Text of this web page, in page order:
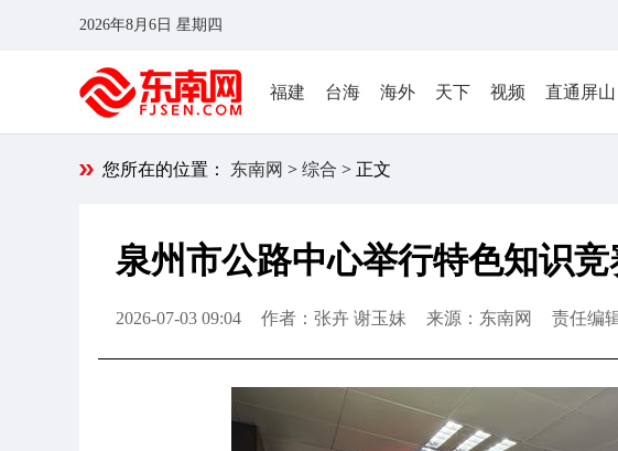
2026年8月6日 星期四
福建 台海 海外 天下 视频 直通屏山
您所在的位置： 东南网 > 综合 > 正文
泉州市公路中心举行特色知识
2026-07-03 09:04 作者：张卉 谢玉妹 来源：东南网 责任编